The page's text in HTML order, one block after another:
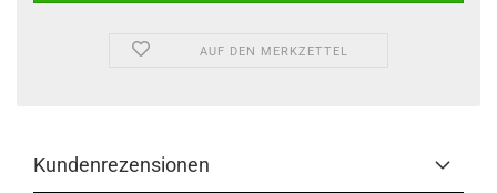
AUF DEN MERKZETTEL
Kundenrezensionen